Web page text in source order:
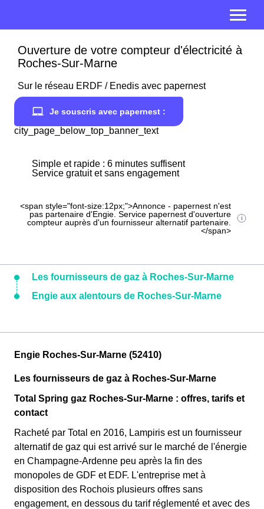
Ouverture de votre compteur d'électricité à
Roches-Sur-Marne
Sur le réseau ERDF / Enedis avec papernest
Je souscris avec papernest :
city_page_below_top_banner_text
Simple et rapide : 6 minutes suffisent
Service gratuit et sans engagement
<span style="font-size:12px;">Annonce - papernest n'est
pas partenaire d'Engie. Service papernest d'ouverture
compteur auprès d'un fournisseur alternatif partenaire.
</span>
Les fournisseurs de gaz à Roches-Sur-Marne
Engie aux alentours de Roches-Sur-Marne
Engie Roches-Sur-Marne (52410)
Les fournisseurs de gaz à Roches-Sur-Marne
Total Spring gaz Roches-Sur-Marne : offres, tarifs et
contact
Racheté par Total en 2016, Lampiris est un fournisseur
alternatif de gaz qui est arrivé sur le marché de l'énergie
en Champagne-Ardenne peu après la fin des
monopoles de GDF et EDF. L'entreprise met à
disposition des Rochois plusieurs offres sans
engagement, en dessous du tarif réglementé et avec des